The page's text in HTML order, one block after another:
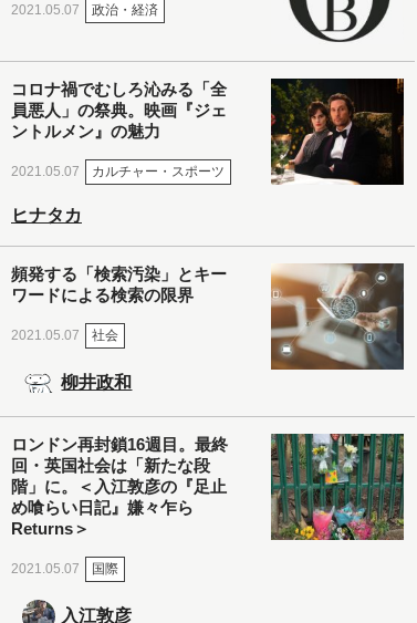
2021.05.07 政治・経済
コロナ禍でむしろ沁みる「全
員悪人」の祭典。映画『ジェ
ントルメン』の魅力
2021.05.07 カルチャー・スポーツ
ヒナタカ
頻発する「検索汚染」とキー
ワードによる検索の限界
2021.05.07 社会
柳井政和
ロンドン再封鎖16週目。最終
回・英国社会は「新たな段
階」に。＜入江敦彦の『足止
め喰らい日記』嫌々乍ら
Returns＞
2021.05.07 国際
入江敦彦